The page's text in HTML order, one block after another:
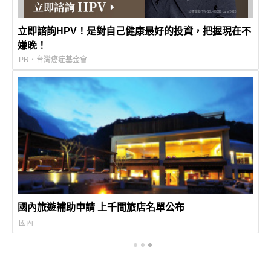
立即諮詢HPV！是對自己健康最好的投資，把握現在不
嫌晚！
PR・台灣癌症基金會
國內旅遊補助申請 上千間旅店名單公布
國內